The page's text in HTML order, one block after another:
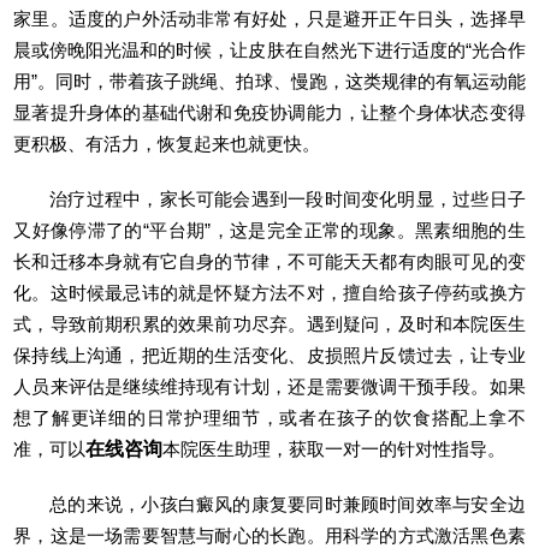
家里。适度的户外活动非常有好处，只是避开正午日头，选择早
晨或傍晚阳光温和的时候，让皮肤在自然光下进行适度的“光合作
用”。同时，带着孩子跳绳、拍球、慢跑，这类规律的有氧运动能
显著提升身体的基础代谢和免疫协调能力，让整个身体状态变得
更积极、有活力，恢复起来也就更快。
治疗过程中，家长可能会遇到一段时间变化明显，过些日子
又好像停滞了的“平台期”，这是完全正常的现象。黑素细胞的生
长和迁移本身就有它自身的节律，不可能天天都有肉眼可见的变
化。这时候最忌讳的就是怀疑方法不对，擅自给孩子停药或换方
式，导致前期积累的效果前功尽弃。遇到疑问，及时和本院医生
保持线上沟通，把近期的生活变化、皮损照片反馈过去，让专业
人员来评估是继续维持现有计划，还是需要微调干预手段。如果
想了解更详细的日常护理细节，或者在孩子的饮食搭配上拿不
准，可以在线咨询本院医生助理，获取一对一的针对性指导。
总的来说，小孩白癜风的康复要同时兼顾时间效率与安全边
界，这是一场需要智慧与耐心的长跑。用科学的方式激活黑色素